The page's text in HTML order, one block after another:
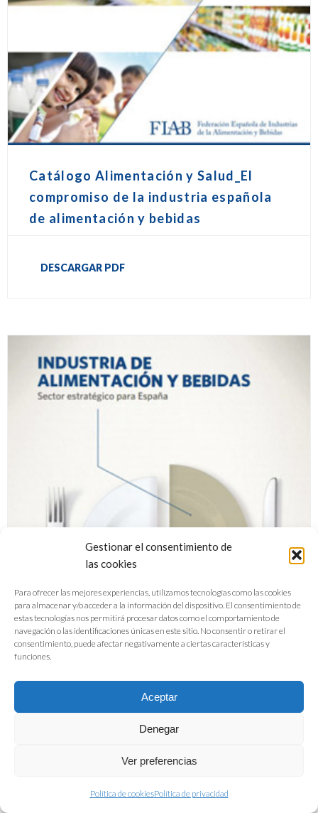
Gestionar el consentimiento de
las cookies
Para ofrecer las mejores experiencias, utilizamos tecnologías como las cookies
para almacenar y/o acceder a la información del dispositivo. El consentimiento de
estas tecnologías nos permitirá procesar datos como el comportamiento de
navegación o las identificaciones únicas en este sitio. No consentir o retirar el
consentimiento, puede afectar negativamente a ciertas características y
funciones.
Aceptar
Denegar
Ver preferencias
Política de cookiesPolítica de privacidad
Catálogo Alimentación y Salud_El
compromiso de la industria española
de alimentación y bebidas
DESCARGAR PDF
Folleto La industria alimentaria